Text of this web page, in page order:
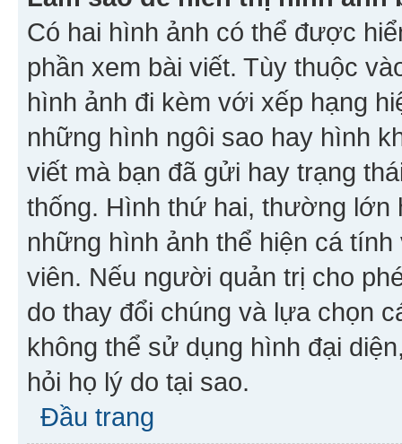
Có hai hình ảnh có thể được
phần xem bài viết. Tùy thuộc
hình ảnh đi kèm với xếp hạng
những hình ngôi sao hay hình
viết mà bạn đã gửi hay trạng
thống. Hình thứ hai, thường
những hình ảnh thể hiện cá
viên. Nếu người quản trị cho
do thay đổi chúng và lựa chọn
không thể sử dụng hình đại
hỏi họ lý do tại sao.
Đầu trang